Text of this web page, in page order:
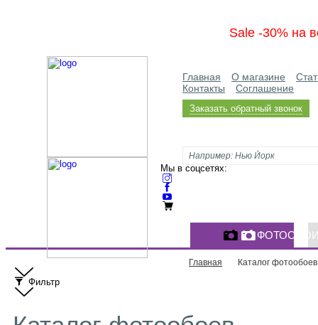
Sale -30% на
Главная О магазине
Контакты
Соглашение
Заказать обратный звонок
Мы в соцсетях:
Главная Каталог фотообоев
Фильтр